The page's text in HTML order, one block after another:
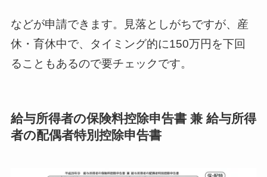
などが申請できます。見落としがちですが、産
休・育休中で、タイミング的に150万円を下回
ることもあるので要チェックです。
給与所得者の保険料控除申告書 兼 給与所得
者の配偶者特別控除申告書